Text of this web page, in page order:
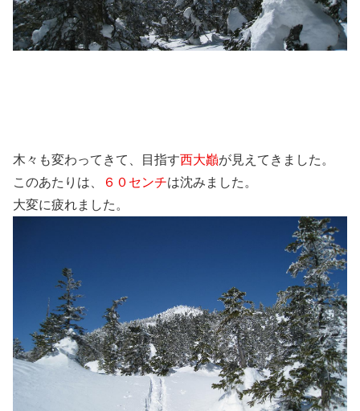
木々も変わってきて、目指す西大巓が見えてきました。
このあたりは、
６０センチは沈みました。
大変に疲れました。